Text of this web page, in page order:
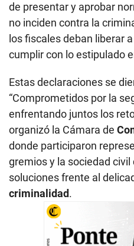
de presentar y aprobar
no inciden contra la
los fiscales deban liberar
cumplir con lo estipulado
Estas declaraciones se
“Comprometidos por la
enfrentando juntos los
organizó la Cámara de
donde participaron
gremios y la sociedad
soluciones frente al
criminalidad.